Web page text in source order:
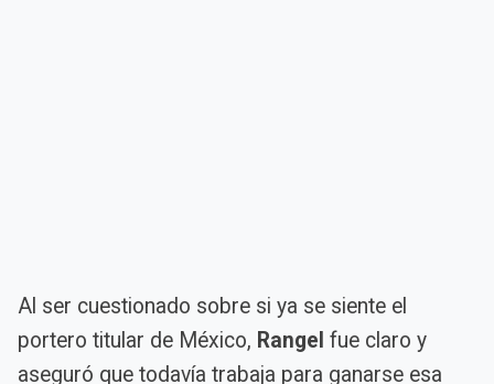
Al ser cuestionado sobre si ya se siente el
portero titular de México, Rangel fue claro y
aseguró que todavía trabaja para ganarse esa